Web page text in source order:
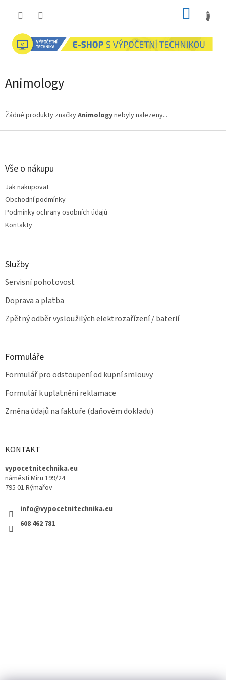
Animology
Žádné produkty značkyAnimologynebyly nalezeny...
Z
Vše o nákupu
Jak nakupovat
Obchodní podmínky
Podmínky ochrany osobních údajů
Kontakty
Služby
Servisní pohotovost
Doprava a platba
Zpětný odběr vysloužilých elektrozařízení / baterií
Formuláře
Formulář pro odstoupení od kupní smlouvy
Formulář k uplatnění reklamace
Změna údajů na faktuře (daňovém dokladu)
KONTAKT
vypocetnitechnika.eu
náměstí Míru 199/24
795 01 Rýmařov
info@vypocetnitechnika.eu
608 462 781